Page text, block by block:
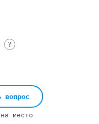
Для ИИ
С GPU
?
вопрос
место